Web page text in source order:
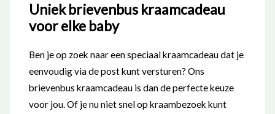
Uniek brievenbus kraamcadeau
voor elke baby
Ben je op zoek naar een speciaal kraamcadeau dat je
eenvoudig via de post kunt versturen? Ons
brievenbus kraamcadeau is dan de perfecte keuze
voor jou. Of je nu niet snel op kraambezoek kunt